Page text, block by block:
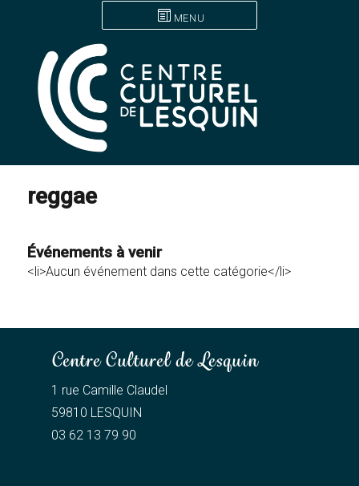
MENU
reggae
Événements à venir
<li>Aucun événement dans cette catégorie</li>
Centre Culturel de Lesquin
1 rue Camille Claudel
59810 LESQUIN
03 62 13 79 90